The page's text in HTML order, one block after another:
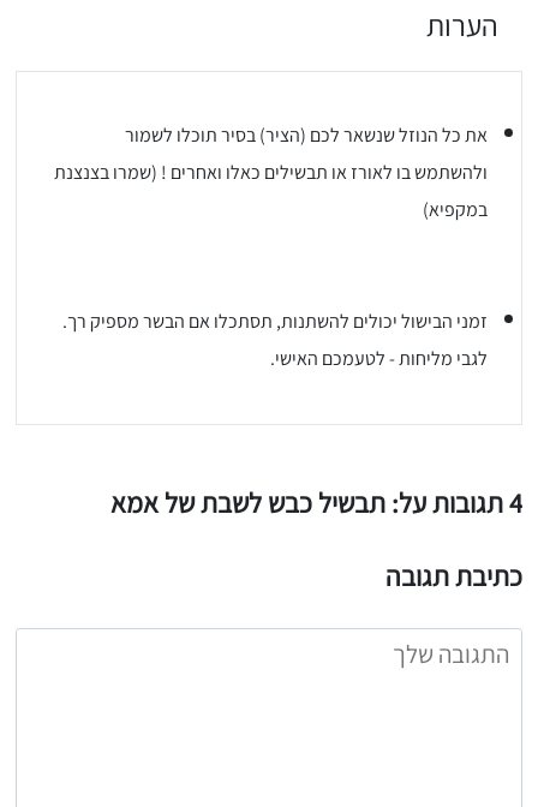
הערות
את כל הנוזל שנשאר לכם (הציר) בסיר תוכלו לשמור
ולהשתמש בו לאורז או תבשילים כאלו ואחרים ! (שמרו בצנצנת
במקפיא)
זמני הבישול יכולים להשתנות, תסתכלו אם הבשר מספיק רך.
לגבי מליחות - לטעמכם האישי.
4 תגובות על: תבשיל כבש לשבת של אמא
כתיבת תגובה